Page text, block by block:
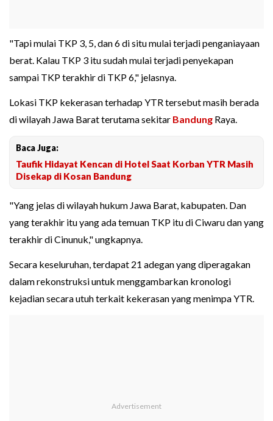
"Tapi mulai TKP 3, 5, dan 6 di situ mulai terjadi penganiayaan
berat. Kalau TKP 3 itu sudah mulai terjadi penyekapan
sampai TKP terakhir di TKP 6," jelasnya.
Lokasi TKP kekerasan terhadap YTR tersebut masih berada
di wilayah Jawa Barat terutama sekitar Bandung Raya.
Baca Juga:
Taufik Hidayat Kencan di Hotel Saat Korban YTR Masih
Disekap di Kosan Bandung
"Yang jelas di wilayah hukum Jawa Barat, kabupaten. Dan
yang terakhir itu yang ada temuan TKP itu di Ciwaru dan yang
terakhir di Cinunuk," ungkapnya.
Secara keseluruhan, terdapat 21 adegan yang diperagakan
dalam rekonstruksi untuk menggambarkan kronologi
kejadian secara utuh terkait kekerasan yang menimpa YTR.